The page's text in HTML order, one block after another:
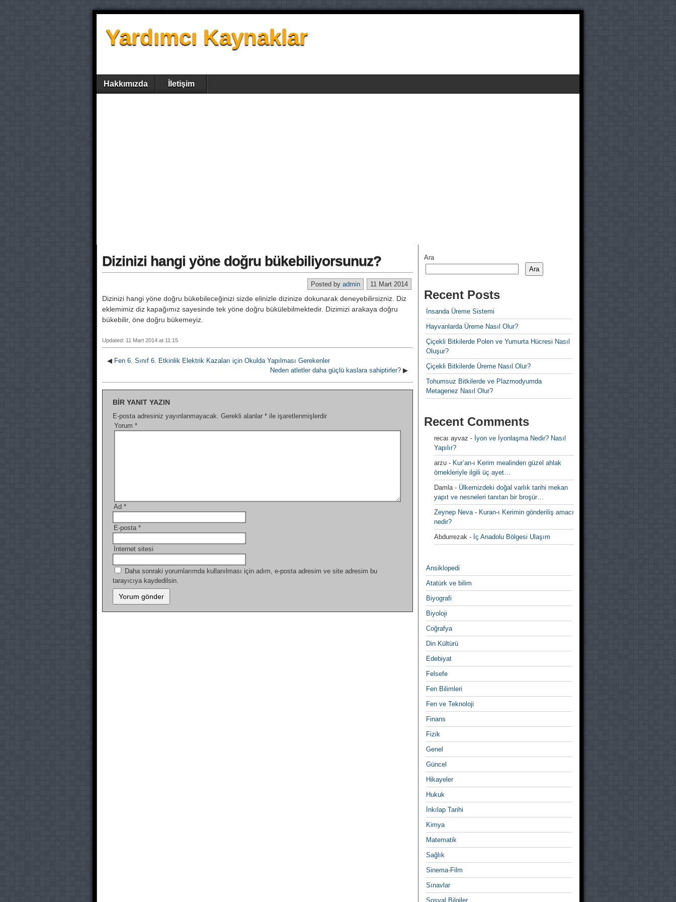
Yardımcı Kaynaklar
Hakkımızda İletişim
Dizinizi hangi yöne doğru bükebiliyorsunuz?
11 Mart 2014
Posted by admin
Dizinizi hangi yöne doğru bükebileceğinizi sizde elinizle dizinize dokunarak deneyebilirsizniz. Diz
eklemimiz diz kapağımız sayesinde tek yöne doğru bükülebilmektedir. Dizimizi arakaya doğru
bükebilir, öne doğru bükemeyiz.
Updated: 11 Mart 2014 at 11:15
◀ Fen 6. Sınıf 6. Etkinlik Elektrik Kazaları için Okulda Yapılması Gerekenler
Neden atletler daha güçlü kaslara sahiptirler? ▶
BIR YANIT YAZIN
E-posta adresiniz yayınlanmayacak. Gerekli alanlar * ile işaretlenmişlerdir
Yorum *
Ad *
E-posta *
İnternet sitesi
Daha sonraki yorumlarımda kullanılması için adım, e-posta adresim ve site adresim bu
tarayıcıya kaydedilsin.
Ara
Ara
Recent Posts
İnsanda Üreme Sistemi
Hayvanlarda Üreme Nasıl Olur?
Çiçekli Bitkilerde Polen ve Yumurta Hücresi Nasıl
Oluşur?
Çiçekli Bitkilerde Üreme Nasıl Olur?
Tohumsuz Bitkilerde ve Plazmodyumda
Metagenez Nasıl Olur?
Recent Comments
recaı ayvaz - İyon ve İyonlaşma Nedir? Nasıl
Yapılır?
arzu - Kur’an-ı Kerim mealinden güzel ahlak
örnekleriyle ilgili üç ayet…
Damla- Ülkemizdeki doğal varlık tarihi mekan
yapıt ve nesneleri tanıtan bir broşür…
Zeynep Neva- Kuran-ı Kerimin gönderiliş amacı
nedir?
Abdurrezak - İç Anadolu Bölgesi Ulaşım
Ansiklopedi
Atatürk ve bilim
Biyografi
Biyoloji
Coğrafya
Din Kültürü
Edebiyat
Felsefe
Fen Bilimleri
Fen ve Teknoloji
Finans
Fizik
Genel
Güncel
Hikayeler
Hukuk
İnkılap Tarihi
Kimya
Matematik
Sağlık
Sinema-Film
Sınavlar
Sosyal Bilgiler